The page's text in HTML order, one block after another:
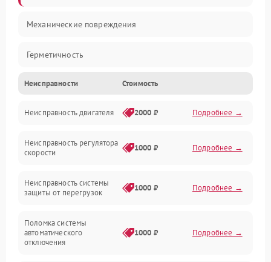
Механические повреждения
Герметичность
Механика
Электропитание
Привод
Неисправности Стоимость
Неисправность двигателя 2000 ₽ Подробнее →
Неисправность регулятора
скорости
1000 ₽ Подробнее →
Неисправность системы
защиты от перегрузок
1000 ₽ Подробнее →
Поломка системы
автоматического
отключения
1000 ₽ Подробнее →